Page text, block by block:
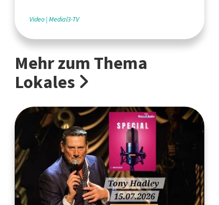
Video Medial3-TV
Mehr zum Thema
Lokales